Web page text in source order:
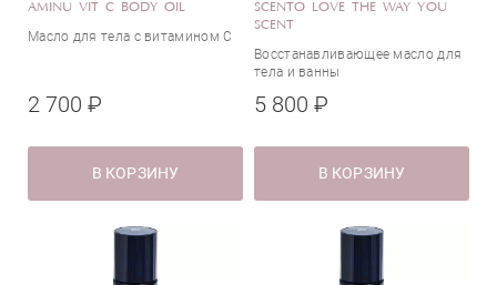
Упругость
Успокаивающее действие
Эластичность
Великобритания
Россия
Япония
AMINU VIT C BODY OIL
Масло для тела с витамином C
2 700 ₽
В КОРЗИНУ
SCENTO LOVE THE WAY YOU
SCENT
Восстанавливающее масло для
тела и ванны
5 800 ₽
В КОРЗИНУ